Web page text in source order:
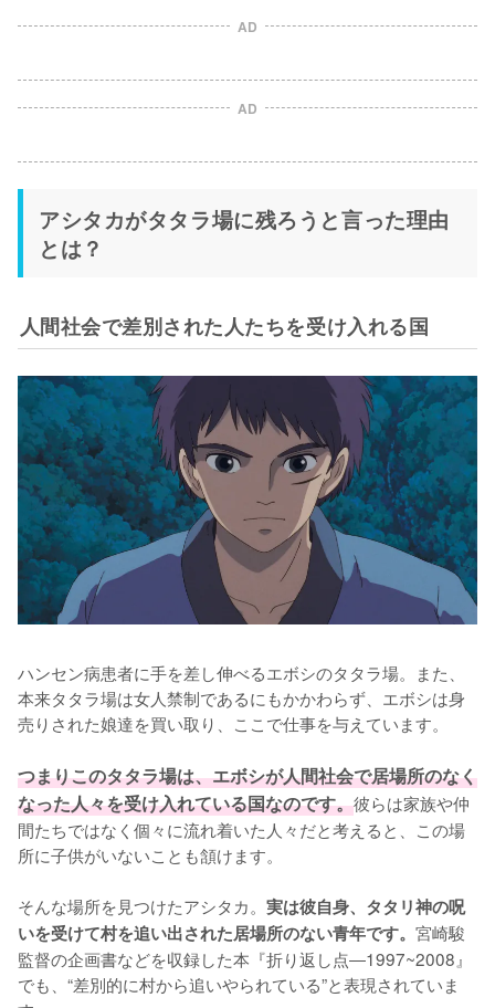
AD
AD
アシタカがタタラ場に残ろうと言った理由
とは？
人間社会で差別された人たちを受け入れる国
ハンセン病患者に手を差し伸べるエボシのタタラ場。また、
本来タタラ場は女人禁制であるにもかかわらず、エボシは身
売りされた娘達を買い取り、ここで仕事を与えています。
つまりこのタタラ場は、エボシが人間社会で居場所のなく
なった人々を受け入れている国なのです。彼らは家族や仲
間たちではなく個々に流れ着いた人々だと考えると、この場
所に子供がいないことも頷けます。
そんな場所を見つけたアシタカ。 実は彼自身、タタリ神の呪
いを受けて村を追い出された居場所のない青年です。 宮崎駿
監督の企画書などを収録した本『折り返し点―1997~2008』
でも、“差別的に村から追いやられている”と表現されていま